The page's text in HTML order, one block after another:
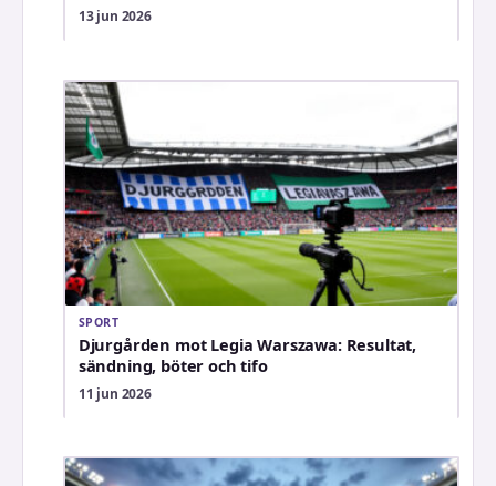
13 jun 2026
SPORT
Djurgården mot Legia Warszawa: Resultat,
sändning, böter och tifo
11 jun 2026